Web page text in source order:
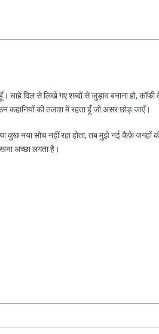
चाहे दिल से लिखे गए शब्दों से जुड़ाव बनाना हो, कॉफी
कहानियों की तलाश में रहता हूँ जो असर छोड़ जाएँ।
कुछ नया सोच नहीं रहा होता, तब मुझे नई कैफ़े जगहों
अच्छा लगता है।